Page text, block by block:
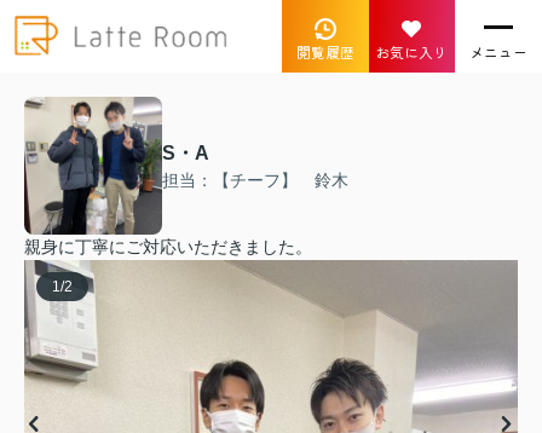
閲覧履歴 お気に入り メニュー
S・A
担当：【チーフ】 鈴木
親身に丁寧にご対応いただきました。
1/2